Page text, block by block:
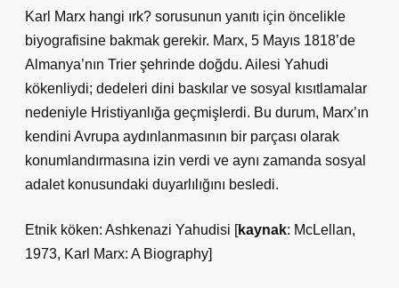
Karl Marx hangi ırk? sorusunun yanıtı için öncelikle
biyografisine bakmak gerekir. Marx, 5 Mayıs 1818’de
Almanya’nın Trier şehrinde doğdu. Ailesi Yahudi
kökenliydi; dedeleri dini baskılar ve sosyal kısıtlamalar
nedeniyle Hristiyanlığa geçmişlerdi. Bu durum, Marx’ın
kendini Avrupa aydınlanmasının bir parçası olarak
konumlandırmasına izin verdi ve aynı zamanda sosyal
adalet konusundaki duyarlılığını besledi.
Etnik köken: Ashkenazi Yahudisi [kaynak: McLellan,
1973, Karl Marx: A Biography]